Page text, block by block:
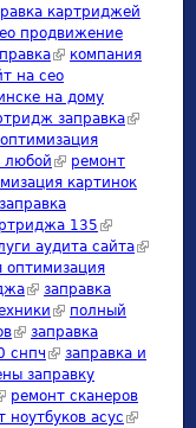
external)
external)картриджей
is external)
продвижение
(link is external)
компания
на сео
на дому
заправка(link is
is external)
оптимизация
любой (link is external)
ремонт
картинок
is external)
заправка
135 (link is
external)
external)
аудита сайта(link is
оптимизация
(link is external)
заправка
(link is external)
полный
(link is external)
заправка
снпч (link is external)
заправка и
external)
заправку
is external)
ремонт сканеров
ноутбуков асус (link is